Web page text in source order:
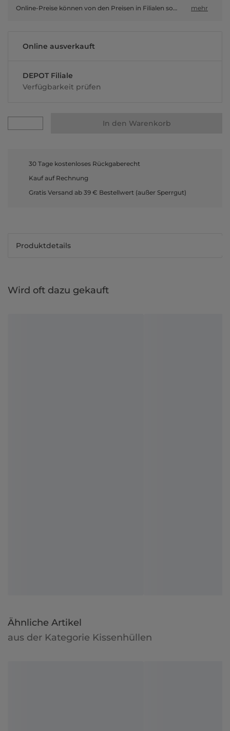
Online-Preise können von den Preisen in Filialen sowie Shop-in-Shop-Flächen abweichen. mehr
Online ausverkauft
DEPOT Filiale
Verfügbarkeit prüfen
In den Warenkorb
30 Tage kostenloses Rückgaberecht
Kauf auf Rechnung
Gratis Versand ab 39 € Bestellwert (außer Sperrgut)
Produktdetails
Wird oft dazu gekauft
Ähnliche Artikel
aus der Kategorie Kissenhüllen